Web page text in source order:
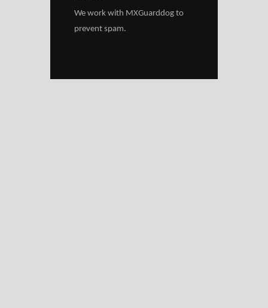
We work with MXGuarddog to
prevent spam.